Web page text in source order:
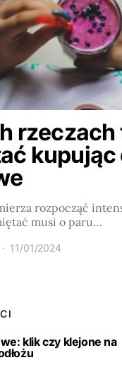
rzeczach
rozpocząć
musi o paru…
11/01/2024
klik czy klejone na